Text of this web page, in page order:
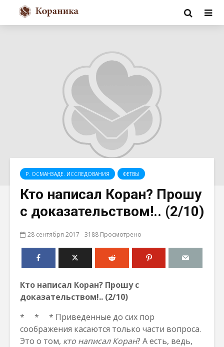
Р. ОСМАНЗАДЕ. ИССЛЕДОВАНИЯ ФЕТВЫ
Кто написал Коран? Прошу
с доказательством!.. (2/10)
28 сентября 2017 3188 Просмотрено
Кто написал Коран? Прошу с
доказательством!.. (2/10)
* * * Приведенные до сих пор
соображения касаются только части вопроса.
Это о том, кто написал Коран? А есть, ведь,